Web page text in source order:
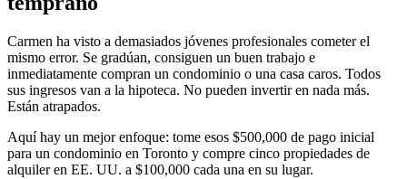
Carmen ha visto a demasiados jóvenes profesionales cometer el
mismo error. Se gradúan, consiguen un buen trabajo e
inmediatamente compran un condominio o una casa caros. Todos
sus ingresos van a la hipoteca. No pueden invertir en nada más.
Están atrapados.
Aquí hay un mejor enfoque: tome esos $500,000 de pago inicial
para un condominio en Toronto y compre cinco propiedades de
alquiler en EE. UU. a $100,000 cada una en su lugar.